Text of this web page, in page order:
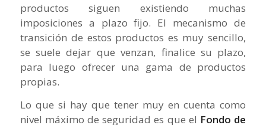
productos siguen existiendo muchas
imposiciones a plazo fijo. El mecanismo de
transición de estos productos es muy sencillo,
se suele dejar que venzan, finalice su plazo,
para luego ofrecer una gama de productos
propias.
Lo que si hay que tener muy en cuenta como
nivel máximo de seguridad es que el Fondo de